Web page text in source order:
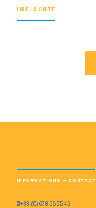
LIRE LA SUITE
INFORMATIONS – CONTACT
+33 (0)678 56 95 45